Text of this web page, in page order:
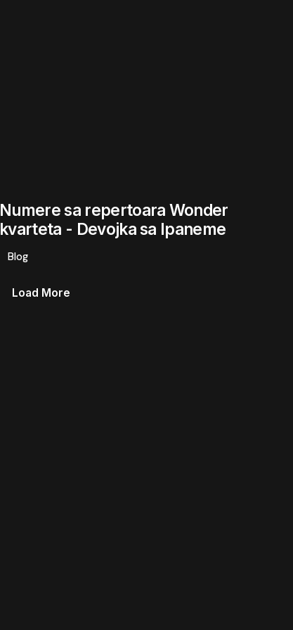
Numere sa repertoara Wonder
kvarteta - Devojka sa Ipaneme
Blog
Load More